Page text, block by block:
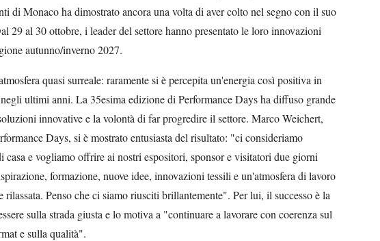
di Monaco ha dimostrato ancora una volta di aver colto nel segno con il suo
29 al 30 ottobre, i leader del settore hanno presentato le loro innovazioni
autunno/inverno 2027.
quasi surreale: raramente si è percepita un'energia così positiva in
ultimi anni. La 35esima edizione di Performance Days ha diffuso grande
innovative e la volontà di far progredire il settore. Marco Weichert,
Days, si è mostrato entusiasta del risultato: "ci consideriamo
casa e vogliamo offrire ai nostri espositori, sponsor e visitatori due giorni
formazione, nuove idee, innovazioni tessili e un'atmosfera di lavoro
rilassata. Penso che ci siamo riusciti brillantemente". Per lui, il successo è la
sulla strada giusta e lo motiva a "continuare a lavorare con coerenza sul
e sulla qualità".